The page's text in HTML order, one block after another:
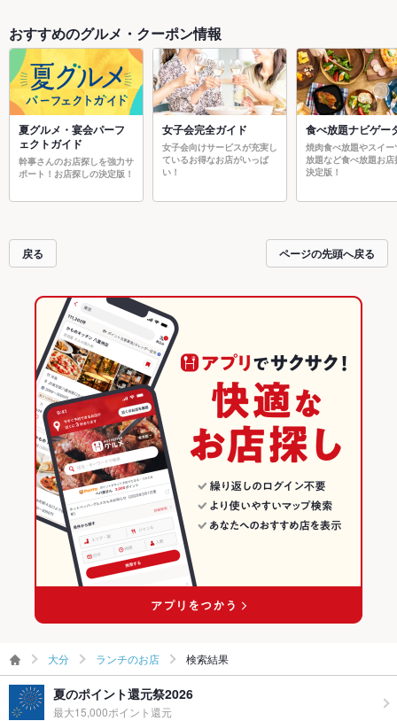
おすすめのグルメ・クーポン情報
夏グルメ・宴会パーフ
ェクトガイド
幹事さんのお店探しを強力サ
ポート！お店探しの決定版！
女子会完全ガイド
女子会向けサービスが充実し
ているお得なお店がいっぱ
い！
食べ放題ナビゲー
焼肉食べ放題やスイー
放題など食べ放題お店
決定版！
戻る ページの先頭へ戻る
大分 ランチのお店 検索結果
夏のポイント還元祭2026
最大15,000ポイント還元